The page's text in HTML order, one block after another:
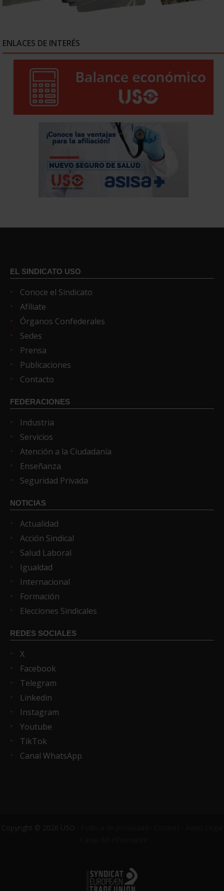
ENLACES DE INTERÉS
EL SINDICATO USO
Conoce el Sindicato
Afíliate
Órganos Confederales
Sedes
Prensa
Publicaciones
Contacto
FEDERACIONES
Industria
Servicios
Atención a la Ciudadanía
Enseñanza
Seguridad Privada
NOTICIAS
Actualidad
Acción Sindical
Salud Laboral
Igualdad
Internacional
Formación
Elecciones Sindicales
REDES SOCIALES
X
Facebook
Telegram
Linkedin
Instagram
Youtube
TikTok
Canal WhatsApp
Copyright © 2026 USO ·